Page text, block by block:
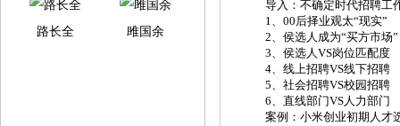
路长全 雎国余
导入：不确定时代招聘工
1、00后择业观太“现实”
2、侯选人成为“买方市场”
3、侯选人VS岗位匹配度
4、线上招聘VS线下招聘
5、社会招聘VS校园招聘
6、直线部门VS人力部门
案例：小米创业初期人才